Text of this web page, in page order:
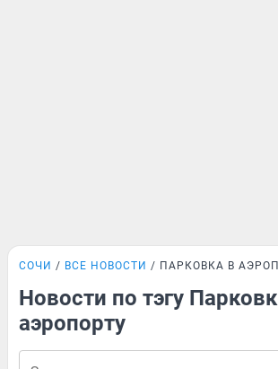
СОЧИ ВСЕ НОВОСТИ ПАРКОВКА В
Новости по тэгу
аэропорту